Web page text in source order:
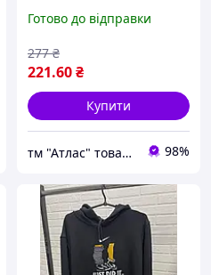
15817
Готово до відправки
221.60₴
277 ₴
Купити
тм "Атлас" товари від виробника 98%